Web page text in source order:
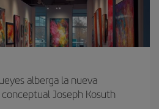
alberga la nueva
Joseph Kosuth